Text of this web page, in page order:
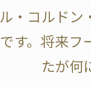
ル・コルドン
です。将来フ
たが何